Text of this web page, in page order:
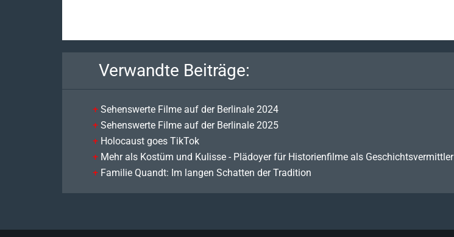
Verwandte Beiträge:
Sehenswerte Filme auf der Berlinale 2024
Sehenswerte Filme auf der Berlinale 2025
Holocaust goes TikTok
Mehr als Kostüm und Kulisse - Plädoyer für Historienfilme als Geschichtsvermittler
Familie Quandt: Im langen Schatten der Tradition